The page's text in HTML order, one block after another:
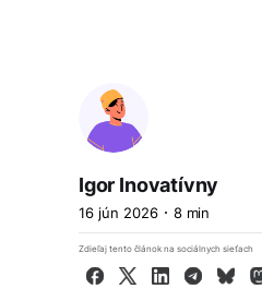
Igor Inovatívny
16 jún 2026 8 min
Zdieľaj tento článok na sociálnych sieťach
Facebook
X LinkedIn